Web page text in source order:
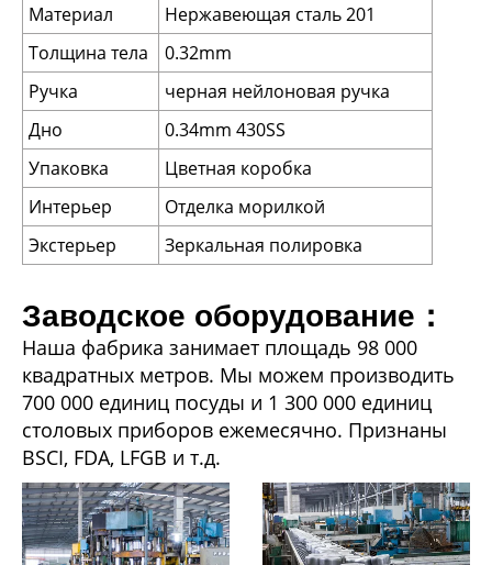
Материал
Нержавеющая сталь 201
Толщина тела
0.32mm
Ручка
черная нейлоновая ручка
Дно
0.34mm 430SS
Упаковка
Цветная коробка
Интерьер
Отделка морилкой
Экстерьер
Зеркальная полировка
Заводское оборудование：
Наша фабрика занимает площадь 98 000
квадратных метров. Мы можем производить
700 000 единиц посуды и 1 300 000 единиц
столовых приборов ежемесячно. Признаны
BSCI, FDA, LFGB и т.д.